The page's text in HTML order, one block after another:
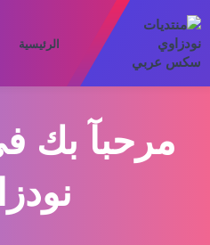
الرئيسية
مرحبآ بك